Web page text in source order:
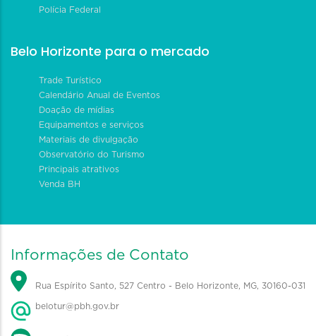
Polícia Federal
Belo Horizonte para o mercado
Trade Turístico
Calendário Anual de Eventos
Doação de mídias
Equipamentos e serviços
Materiais de divulgação
Observatório do Turismo
Principais atrativos
Venda BH
Informações de Contato
Rua Espírito Santo, 527 Centro - Belo Horizonte, MG, 30160-031
belotur@pbh.gov.br